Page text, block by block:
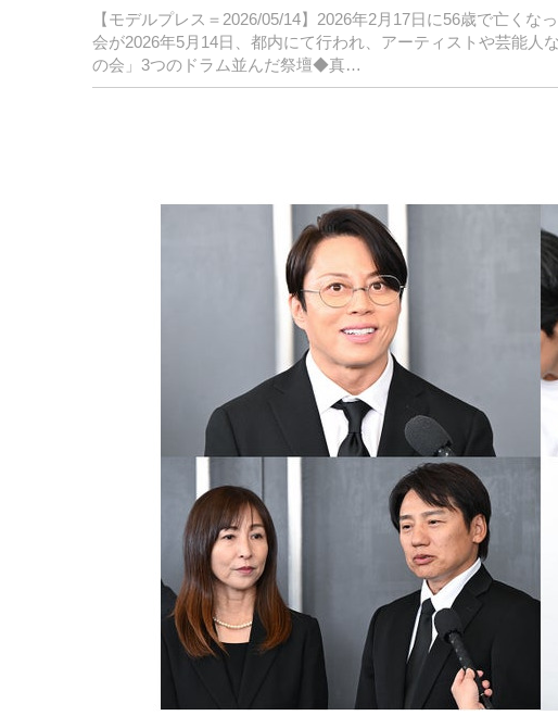
【モデルプレス＝2026/05/14】2026年2月17日に56歳で亡く
会が2026年5月14日、都内にて行われ、アーティストや芸能人
の会」3つのドラム並んだ祭壇◆真…